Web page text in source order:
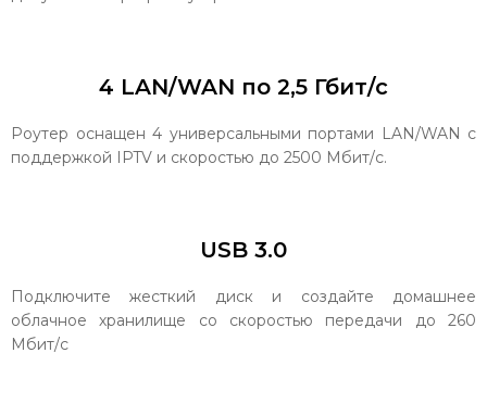
4 LAN/WAN по 2,5 Гбит/с
Роутер оснащен 4 универсальными портами LAN/WAN с
поддержкой IPTV и скоростью до 2500 Мбит/с.
USB 3.0
Подключите жесткий диск и создайте домашнее
облачное хранилище со скоростью передачи до 260
Мбит/с